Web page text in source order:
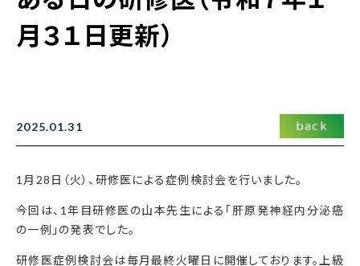
月３１日更新）
2025.01.31 back
1月28日（火）、研修医による症例検討会を行いました。
今回は、1年目研修医の山本先生による「肝原発神経内分泌癌
の一例」の発表でした。
研修医症例検討会は毎月最終火曜日に開催しております。上級